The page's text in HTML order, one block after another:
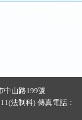
中山路199號
法制科) 傳真電話：